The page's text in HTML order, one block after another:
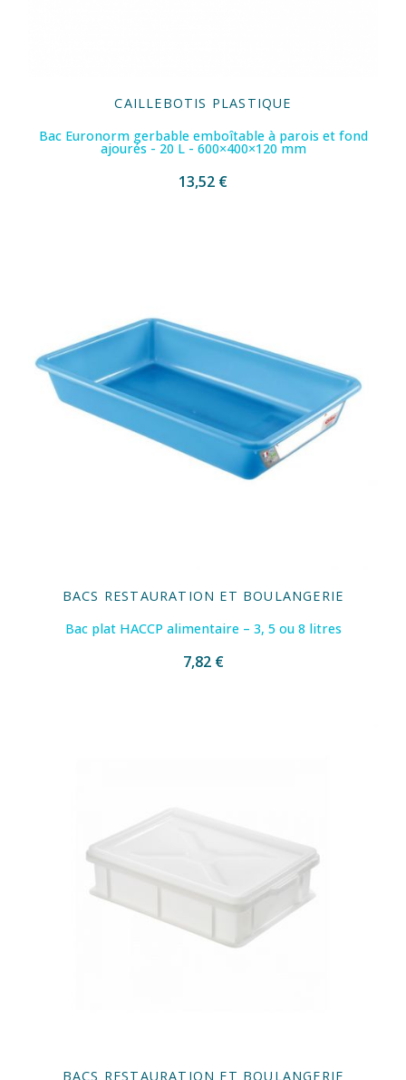
CAILLEBOTIS PLASTIQUE
Bac Euronorm gerbable emboîtable à parois et fond
ajourés - 20 L - 600×400×120 mm
13,52 €
BACS RESTAURATION ET BOULANGERIE
Bac plat HACCP alimentaire – 3, 5 ou 8 litres
7,82 €
BACS RESTAURATION ET BOULANGERIE